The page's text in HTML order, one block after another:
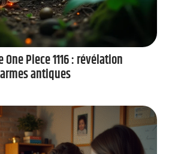
Piece 1116 : révélation
antiques